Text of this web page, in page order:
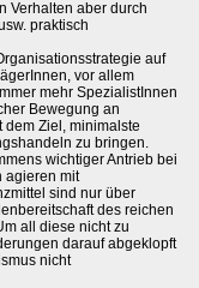
Verhalten aber durch
praktisch
auf
vor allem
mehr SpezialistInnen
Bewegung an
Ziel, minimalste
zu bringen.
wichtiger Antrieb bei
agieren mit
sind nur über
des reichen
all diese nicht zu
darauf abgeklopft
nicht